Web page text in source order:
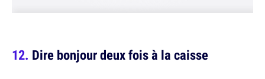
Dire bonjour deux fois à la caisse